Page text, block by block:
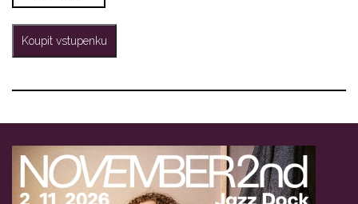
Koupit vstupenku